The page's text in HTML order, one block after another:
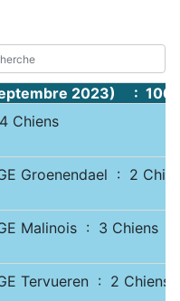
2023) :
Chiens
Groenendael : 2
Malinois : 3 Chiens
Tervueren : 2 Chiens